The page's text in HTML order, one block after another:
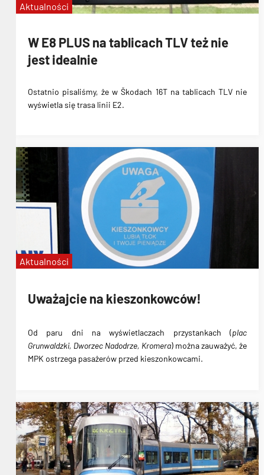
W E8 PLUS na tablicach TLV też nie
jest idealnie
Ostatnio pisaliśmy, że wŠkodach 16T na tablicach TLV nie
wyświetla się trasa linii E2.
Aktualności
Uważajcie na kieszonkowców!
Od paru dni na wyświetlaczach przystankach (plac
Grunwaldzki, Dworzec Nadodrze, Kromera) można zauważyć, że
MPK ostrzega pasażerów przed kieszonkowcami.
Aktualności